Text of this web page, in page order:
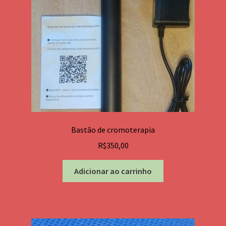
escolhidas
na
página
produto
Bastão de cromoterapia
R$350,00
Adicionar ao carrinho